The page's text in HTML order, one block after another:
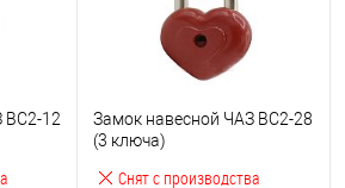
ВС2-12
Снят с производства
Замок навесной ЧАЗ ВС2-28
(3 ключа)